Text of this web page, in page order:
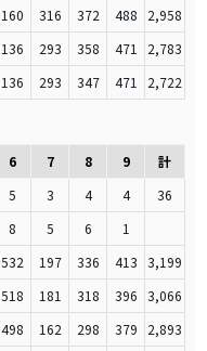
160 316 372 488
2,958
136 293 358 471
2,783
136 293 347 471 2,722
6 7 8 9
計
5 3 4 4
36
8 5 6
1
532 197 336 413 3,199
518 181 318 396 3,066
498 162 298 379
2,893